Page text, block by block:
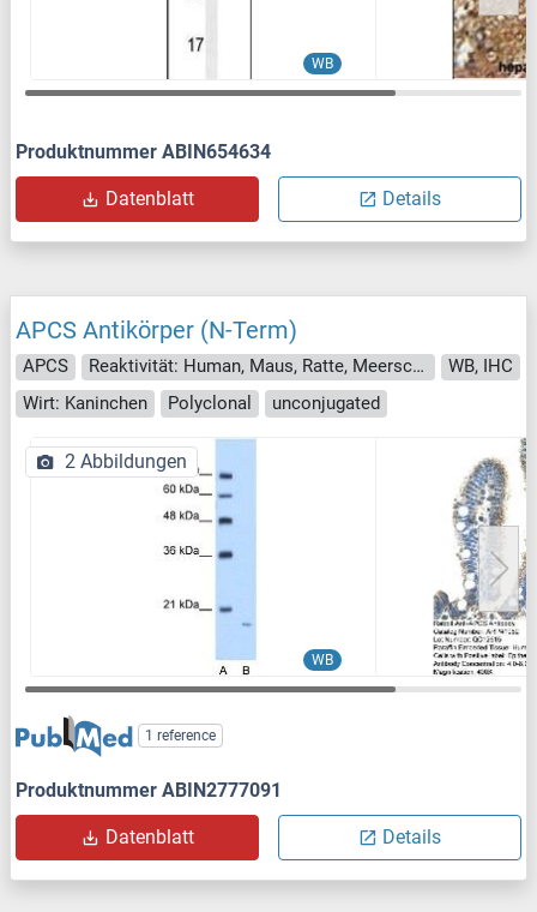
WB
Produktnummer ABIN654634
Datenblatt Details
APCS Antikörper (N-Term)
APCS Reaktivität: Human, Maus, Ratte, Meerschweinchen
WB, IHC
Wirt: Kaninchen
Polyclonal unconjugated
WB
2 Abbildungen
1 reference
Produktnummer ABIN2777091
Datenblatt Details